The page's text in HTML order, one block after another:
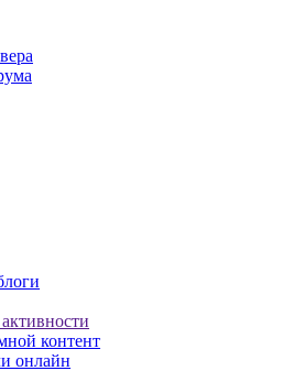
контент
онлайн